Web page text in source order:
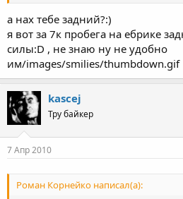
а нах тебе задний?:)
я вот за 7к пробега на ебрике
силы:D , не знаю ну не удобно
им/images/smilies/thumbdown.gif
kascej
Тру байкер
7 Апр 2010
Роман Корнейко написал(а):